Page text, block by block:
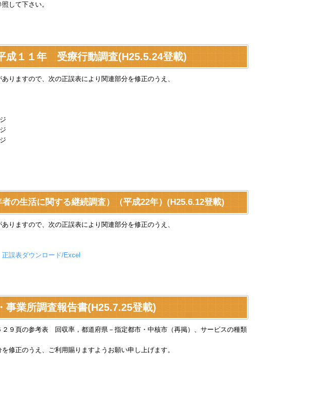
して下さい。
成１１年 受療行動調査(H25.5.24登載)
りますので、次の正誤表により関連部分を修正のうえ、
の生活に関する継続調査）（平成22年）(H25.6.12登載)
りますので、次の正誤表により関連部分を修正のうえ、
誤表ダウンロード/Excel
事業所調査報告書(H25.7.25登載)
９頁の参考表 回収率，都道府県－指定都市・中核市（再掲）、サービスの種類
修正のうえ、ご利用賜りますようお願い申し上げます。